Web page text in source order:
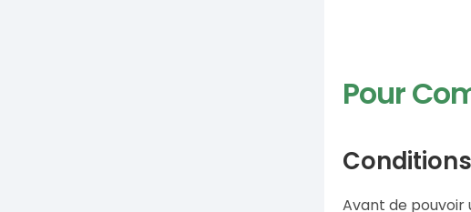
Pour
Avant de pouvoir